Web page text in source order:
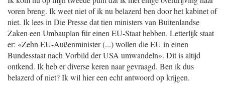
voren breng. Ik weet niet of ik nu belazerd ben door het kabinet of
niet. Ik lees in Die Presse dat tien ministers van Buitenlandse
Zaken een Umbauplan für einen EU-Staat hebben. Letterlijk staat
er: «Zehn EU-Außenminister (...) wollen die EU in einen
Bundesstaat nach Vorbild der USA umwandeln». Dit is altijd
ontkend. Ik heb er diverse keren naar gevraagd. Ben ik dus
belazerd of niet? Ik wil hier een echt antwoord op krijgen.